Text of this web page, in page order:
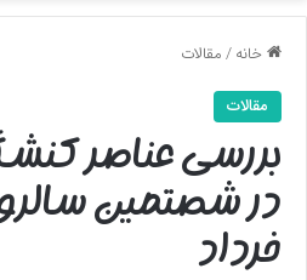
خانه/مقالات
مقالات
بررسی عناصر
خرداد